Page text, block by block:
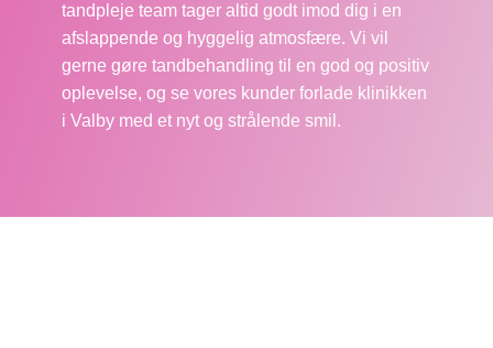
tandpleje team tager altid godt imod dig i en
afslappende og hyggelig atmosfære. Vi vil
gerne gøre tandbehandling til en god og positiv
oplevelse, og se vores kunder forlade klinikken
i Valby med et nyt og strålende smil.